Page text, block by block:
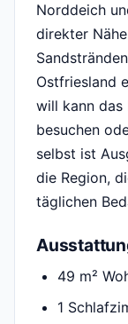
Norddeich
direkter
Ostfriesland
will kann das
besuchen
selbst ist
die Region,
täglichen
49 m²
1